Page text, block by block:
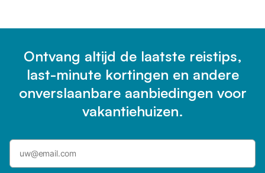
Ontvang altijd de laatste reistips,
last-minute kortingen en andere
onverslaanbare aanbiedingen voor
vakantiehuizen.